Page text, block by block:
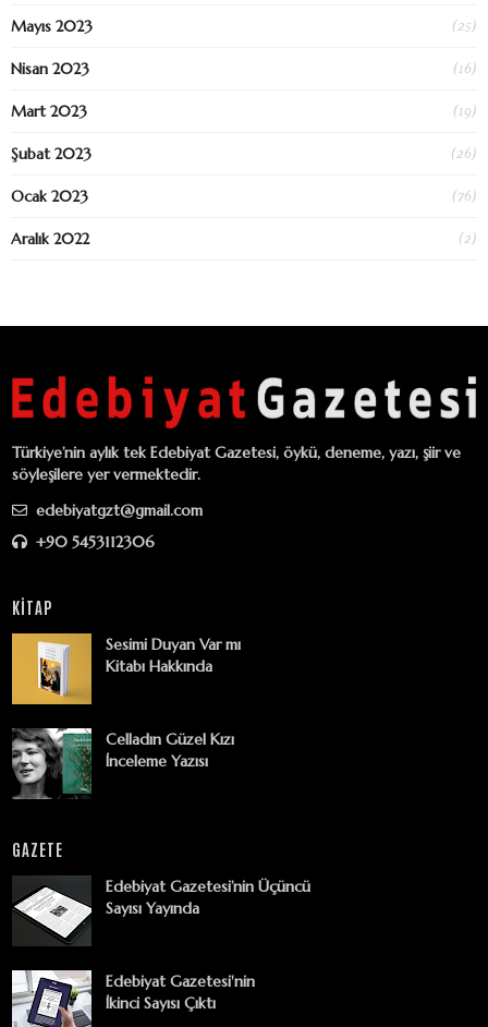
Mayıs 2023 (25)
Nisan 2023 (16)
Mart 2023 (19)
Şubat 2023 (26)
Ocak 2023 (76)
Aralık 2022 (2)
Türkiye’nin aylık tek Edebiyat Gazetesi, öykü, deneme, yazı, şiir ve
söyleşilere yer vermektedir.
edebiyatgzt@gmail.com
+90 5453112306
KİTAP
Sesimi Duyan Var mı
Kitabı Hakkında
Celladın Güzel Kızı
İnceleme Yazısı
GAZETE
Edebiyat Gazetesi’nin Üçüncü
Sayısı Yayında
Edebiyat Gazetesi'nin
İkinci Sayısı Çıktı